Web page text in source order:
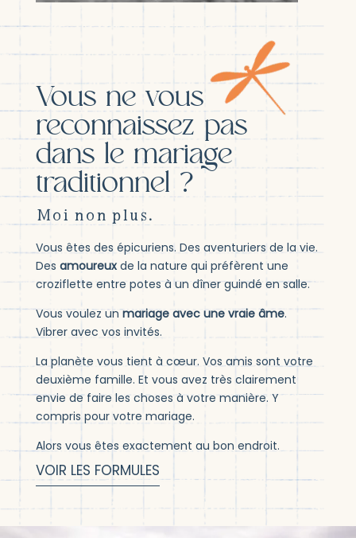
Vous ne vous
reconnaissez pas
dans le mariage
traditionnel ?
Moi non plus.
Vous êtes des épicuriens. Des aventuriers de la vie.
Des amoureuxde la nature qui préfèrent une
croziflette entre potes à un dîner guindé en salle.
Vous voulez unmariage avec une vraie âme.
Vibrer avec vos invités.
La planète vous tient à cœur. Vos amis sont votre
deuxième famille. Et vous avez très clairement
envie de faire les choses à votre manière. Y
compris pour votre mariage.
Alors vous êtes exactement au bon endroit.
VOIR LES FORMULES